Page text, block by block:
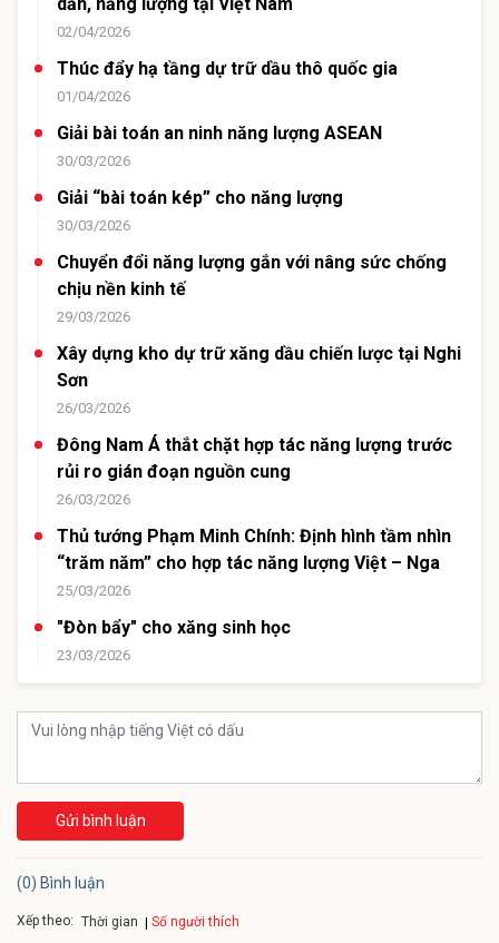
02/04/2026
Thúc đẩy hạ tầng dự trữ dầu thô quốc gia
01/04/2026
Giải bài toán an ninh năng lượng ASEAN
30/03/2026
Giải “bài toán kép” cho năng lượng
30/03/2026
Chuyển đổi năng lượng gắn với nâng sức chống
chịu nền kinh tế
29/03/2026
Xây dựng kho dự trữ xăng dầu chiến lược tại Nghi
Sơn
26/03/2026
Đông Nam Á thắt chặt hợp tác năng lượng trước
rủi ro gián đoạn nguồn cung
26/03/2026
Thủ tướng Phạm Minh Chính: Định hình tầm nhìn
“trăm năm” cho hợp tác năng lượng Việt – Nga
25/03/2026
"Đòn bẩy" cho xăng sinh học
23/03/2026
Gửi bình luận
(0) Bình luận
Xếp theo: Thời gian Số người thích